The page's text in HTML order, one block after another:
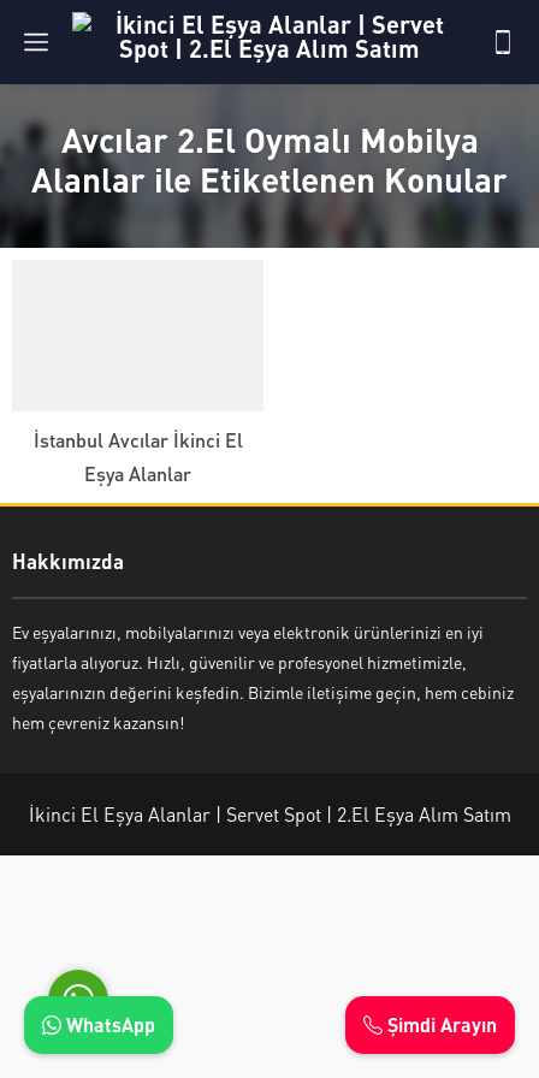
Avcılar 2.El Oymalı Mobilya
Alanlar ile Etiketlenen Konular
İstanbul Avcılar İkinci El
Eşya Alanlar
Hakkımızda
Ev eşyalarınızı, mobilyalarınızı veya elektronik ürünlerinizi en iyi
fiyatlarla alıyoruz. Hızlı, güvenilir ve profesyonel hizmetimizle,
eşyalarınızın değerini keşfedin. Bizimle iletişime geçin, hem cebiniz
hem çevreniz kazansın!
İkinci El Eşya Alanlar | Servet Spot | 2.El Eşya Alım Satım
Ayşe Yılmaz
Şimdi Arayın
WhatsApp